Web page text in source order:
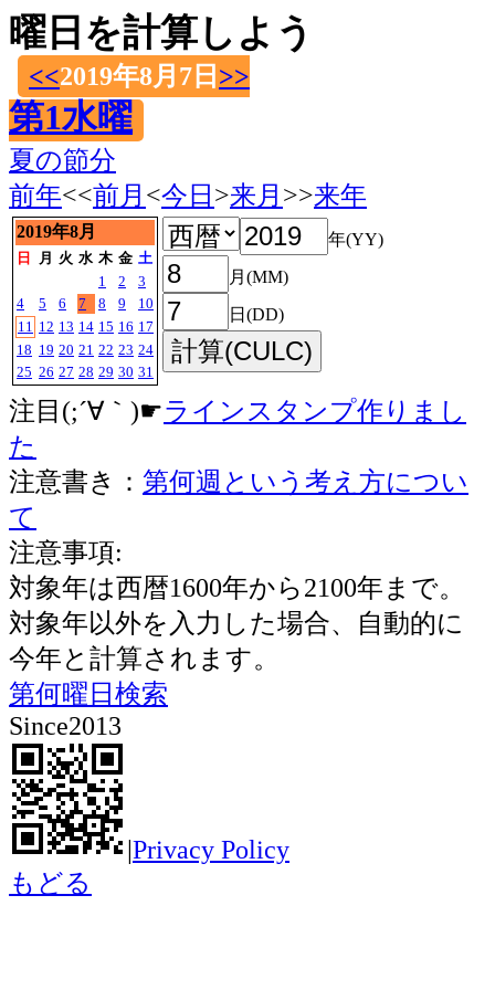
曜日を計算しよう
<<2019年8月7日 >>
第1水曜
夏の節分
前年<<前月 <今日 >来月 >>来年
2019年8月
日 月 火 水 木 金 土
1
2
3
4
5 6 7 8 9
10
11 12 13 14 15 16 17
18 19 20 21 22 23 24
25 26 27 28 29 30 31
年(YY)
月(MM)
日(DD)
注目(;´∀｀)☛ラインスタンプ作りまし
た
注意書き： 第何週という考え方につい
て
注意事項:
対象年は西暦1600年から2100年まで。
対象年以外を入力した場合、自動的に
今年と計算されます。
第何曜日検索
Since2013
|Privacy Policy
もどる